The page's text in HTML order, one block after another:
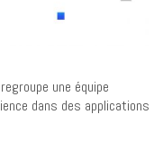
regroupe une équipe
dans des applications